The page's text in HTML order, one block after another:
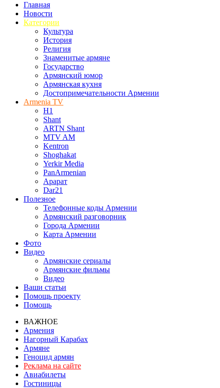
Главная
Новости
Категории
Культура
История
Религия
Знаменитые армяне
Государство
Армянский юмор
Армянская кухня
Достопримечательности Армении
Armenia TV
H1
Shant
ARTN Shant
MTV AM
Kentron
Shoghakat
Yerkir Media
PanArmenian
Арарат
Dar21
Полезное
Телефонные коды Армении
Армянский разговорник
Города Армении
Карта Армении
Фото
Видео
Армянские сериалы
Армянские фильмы
Видео
Ваши статьи
Помощь проекту
Помощь
ВАЖНОЕ
Армения
Нагорный Карабах
Армяне
Геноцид армян
Реклама на сайте
Авиабилеты
Гостиницы